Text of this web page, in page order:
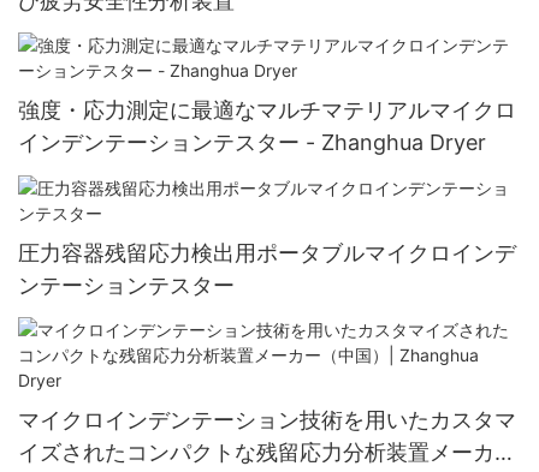
強度・応力測定に最適なマルチマテリアルマイクロ
インデンテーションテスター - Zhanghua Dryer
圧力容器残留応力検出用ポータブルマイクロインデ
ンテーションテスター
マイクロインデンテーション技術を用いたカスタマ
イズされたコンパクトな残留応力分析装置メーカー